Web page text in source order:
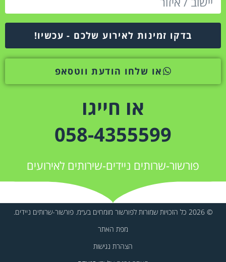
בדקו זמינות לאירוע שלכם - עכשיו!
או שלחו הודעת ווטסאפ
או חייגו
058-4355599
פורשור-שרותים ניידים-שירותים לאירועים
© 2026 כל הזכויות שמורות לפורשור מומחים בע״מ. פורשור-שרותים ניידים.
מפת האתר
הצהרת נגישות